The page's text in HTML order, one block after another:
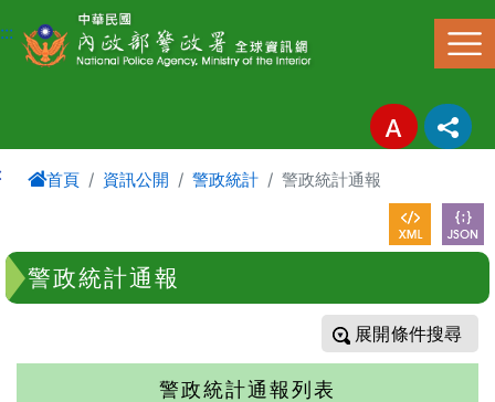
進入內容區塊
:::
首頁 資訊公開 警政統計 警政統計通報
警政統計通報
條件搜尋
警政統計通報列表